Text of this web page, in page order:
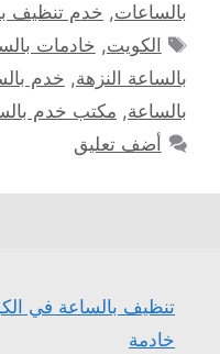
بالساعات, خدم تنظيف
الوسوم
الكويت, خادمات
بالساعة النزهة, خدم
بالساعة, مكتب خدم
أضف تعليق
تنظيف بالساعة في
خادمة